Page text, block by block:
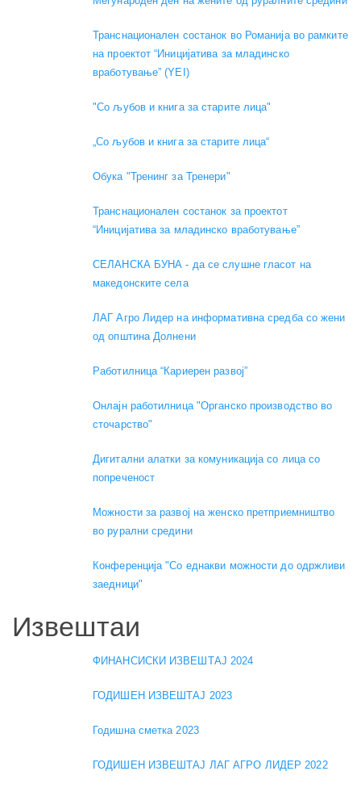
Транснационален состанок во Романија во рамките
на проектот “Иницијатива за младинско
вработување” (YEI)
"Со љубов и книга за старите лица"
„Со љубов и книга за старите лица“
Обука "Тренинг за Тренери"
Транснационален состанок за проектот
“Иницијатива за младинско вработување”
СЕЛАНСКА БУНА - да се слушне гласот на
македонските села
ЛАГ Агро Лидер на информативна средба со жени
од општина Долнени
Работилница “Кариерен развој”
Онлајн работилница "Органско производство во
сточарство"
Дигитални алатки за комуникација со лица со
попреченост
Можности за развој на женско претприемништво
во рурални средини
Конференција "Со еднакви можности до одржливи
заедници"
Извештаи
ФИНАНСИСКИ ИЗВЕШТАЈ 2024
ГОДИШЕН ИЗВЕШТАЈ 2023
Годишна сметка 2023
ГОДИШЕН ИЗВЕШТАЈ ЛАГ АГРО ЛИДЕР 2022